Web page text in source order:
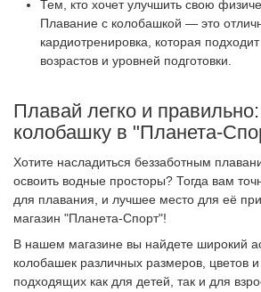
Тем, кто хочет улучшить свою
Плавание с колобашкой — это
кардиотренировка, которая
возрастов и уровней подготовки.
Плавай легко и
колобашку в "Планета-
Хотите насладиться беззаботным
освоить водные просторы? Тогда вам
для плавания, и лучшее место для её
магазин "Планета-Спорт"!
В нашем магазине вы найдете широкий
колобашек различных размеров, цветов
подходящих как для детей, так и для